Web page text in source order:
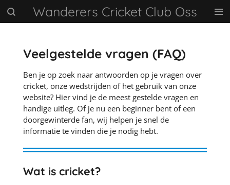
Ga
direct
hoofdinhoud
Wanderers Cricket Club Oss
Veelgestelde vragen (FAQ)
Ben je op zoek naar antwoorden op je vragen over
cricket, onze wedstrijden of het gebruik van onze
website? Hier vind je de meest gestelde vragen en
handige uitleg. Of je nu een beginner bent of een
doorgewinterde fan, wij helpen je snel de
informatie te vinden die je nodig hebt.
Wat is cricket?